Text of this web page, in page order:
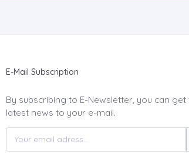
E-Mail Subscription
By subscribing to E-Newsletter, you can get
latest news to your e-mail.